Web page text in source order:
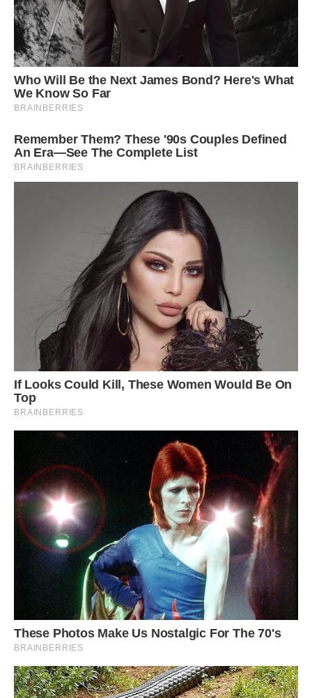
Він крутив пальцем біля скроні, невпинно повторюючи, що
я ненормальна. Я сказала Андрію, що якщо він не
розлучиться, то дітей я на нього не запишу. Він
промовчав. Я почала будувати плани на майбутнє, без
його участі. Іноді намагалася поділитися з ним своїми
ідеями і кожен раз натикалася на стіну нерозуміння.
Поділилася з ним ідеєю того, що хочу купити будинок,
продавши свою малесеньку квартиру. Сказала, що хочу
створити для дітей хороші умови. І взагалі виїхати жити в
клімат. І знову я чула на свою адресу, що я ненормальна.
В результаті перестала йому про щось говорити. А просто
спокійно готувала грунт і дізнавалася всі тонкощі для
втілення моєї мрії.
Відносини наші були не дивлячись на всі ці непорозуміння
місцями хорошими. Я бачила, що він мене любить, що
звик до думки, що у нас буде двоє дітей. Настав час,
коли мені довелося виїхати додому в своє місто. Він
провів мене, поїхав зі мною. Останніх три дні ми побули
разом і він поїхав назад. В останній раз я бачила його
закохані очі, наостанок він поцілував мій великий живіт,
сказавши, що через місяць обов’язково приїде.
Я почала займатися підготовкою до майбутньої події.
меблі, зробити кімнату для малюків. Все б добре, якби в
черговий раз я не нагадала йому про розлучення. Він